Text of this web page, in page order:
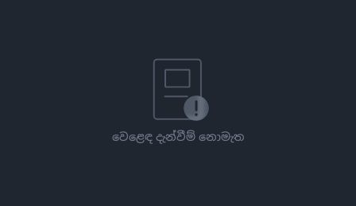
වෙළෙඳ දැන්වීම් නොමැත